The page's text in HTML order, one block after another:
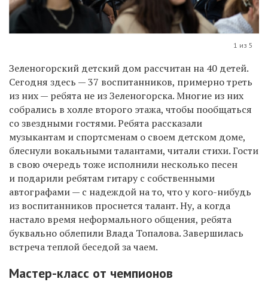
1 из 5
Зеленогорский детский дом рассчитан на 40 детей.
Сегодня здесь — 37 воспитанников, примерно треть
из них — ребята не из Зеленогорска. Многие из них
собрались в холле второго этажа, чтобы пообщаться
со звездными гостями. Ребята рассказали
музыкантам и спортсменам о своем детском доме,
блеснули вокальными талантами, читали стихи. Гости
в свою очередь тоже исполнили несколько песен
и подарили ребятам гитару с собственными
автографами — с надеждой на то, что у кого-нибудь
из воспитанников проснется талант. Ну, а когда
настало время неформального общения, ребята
буквально облепили Влада Топалова. Завершилась
встреча теплой беседой за чаем.
Мастер-класс от чемпионов